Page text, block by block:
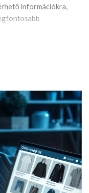
információkra,